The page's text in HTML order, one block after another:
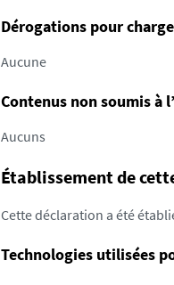
Dérogations pour
Aucune
Contenus non soumis à
Aucuns
Établissement de
Cette déclaration a été
Technologies utilisées